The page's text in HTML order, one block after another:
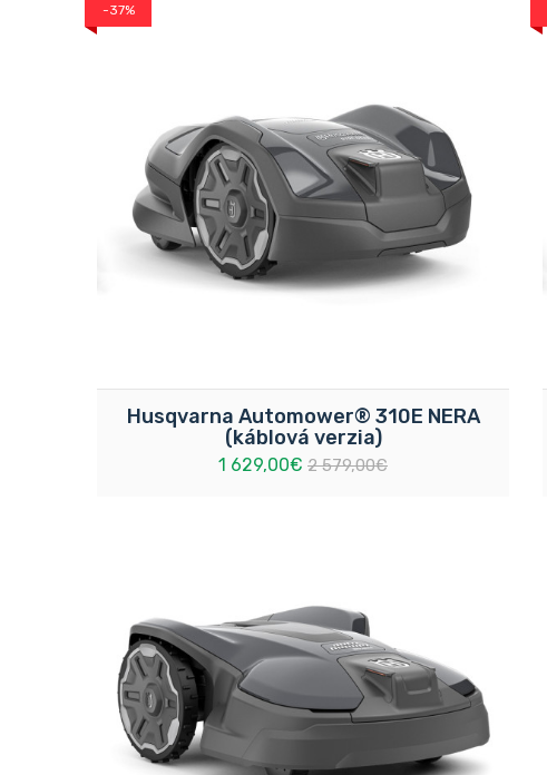
-37%
Husqvarna Automower® 310E NERA
(káblová verzia)
1 629,00€ 2 579,00€